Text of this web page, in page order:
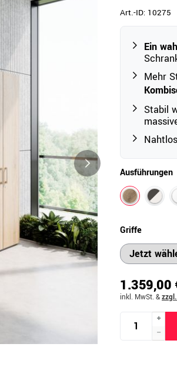
& Zubehör
& Zubehör
Art.-ID: 10275
Ein
Mehr
Stabil
Ausführungen
Griffe
1.359,00
inkl. MwSt. &